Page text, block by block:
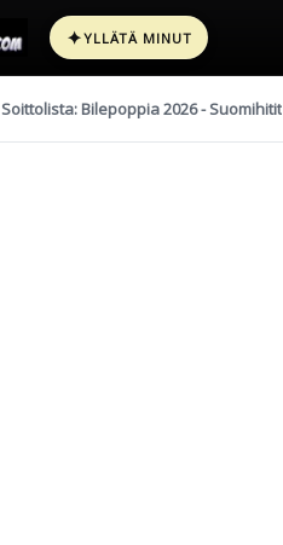
✦YLLÄTÄ MINUT
Soittolista: Bilepoppia 2026 - Suomihitit